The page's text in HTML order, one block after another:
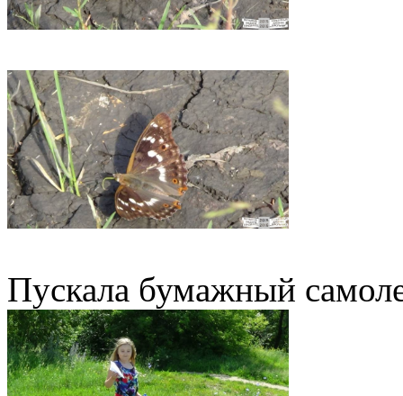
Пускала бумажный